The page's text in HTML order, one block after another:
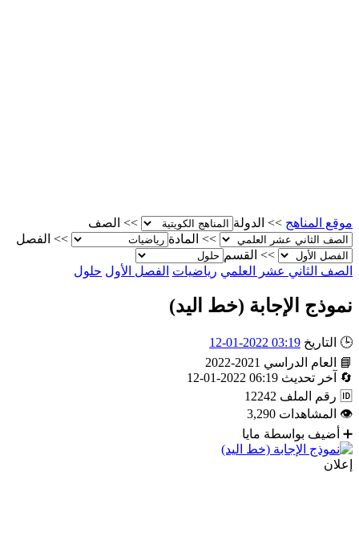
موقع المناهج >> الدولة >>
الصف
>>
المادة >>
الفصل
>>
القسم
الصف الثاني عشر العلمي رياضيات الفصل الأول حلول
نموذج الإجابة (خط اليد)
🕒 التاريخ 03:19 2022-01-12
📘
العام الدراسي 2021-2022
🔄
آخر تحديث 06:19 2022-01-12
🆔 رقم الملف 12242
👁
المشاهدات 3,290
➕
أضيف بواسطة مايا
إعلان